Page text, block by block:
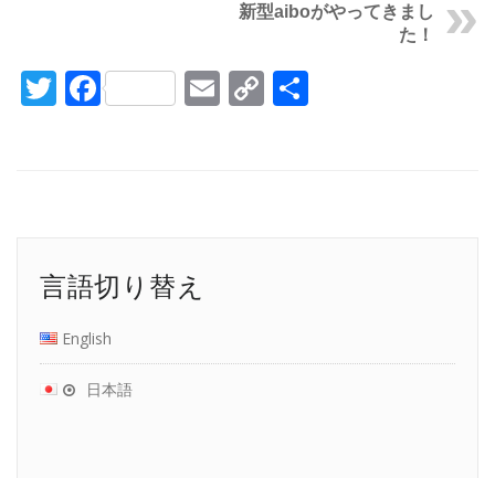
新型aiboがやってきまし
た！
Twitter
FacebookEmail
Copy
Link
言語切り替え
English
日本語